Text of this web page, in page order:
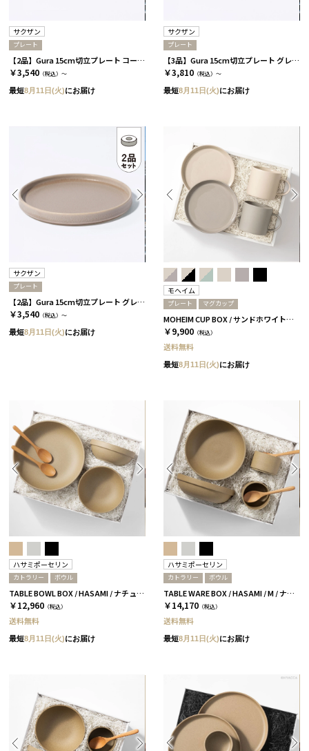
サクザン
プレート
【2品】Gura 15cm切立プレート コーラルベージュ［サクザン］
￥3,540 （税込）～
最短8月11日(火)にお届け
サクザン
プレート
【3品】Gura 15cm切立プレート グレージュ［サクザン］
￥3,810 （税込）～
最短8月11日(火)にお届け
サクザン
プレート
【2品】Gura 15cm切立プレート グレージュ［サクザン］
￥3,540 （税込）～
最短8月11日(火)にお届け
モヘイム
プレート マグカップ
MOHEIM CUP BOX / サンドホワイト＆グレー［モヘイム］
￥9,900 （税込）
送料無料
最短8月11日(火)にお届け
ハサミポーセリン
カトラリー ボウル
TABLE BOWL BOX / HASAMI / ナチュラル［ハサミポーセリン］
￥12,960 （税込）
送料無料
最短8月11日(火)にお届け
ハサミポーセリン
カトラリー ボウル
TABLE WARE BOX / HASAMI / M / ナチュラル［ハサミポーセリン］
￥14,170 （税込）
送料無料
最短8月11日(火)にお届け